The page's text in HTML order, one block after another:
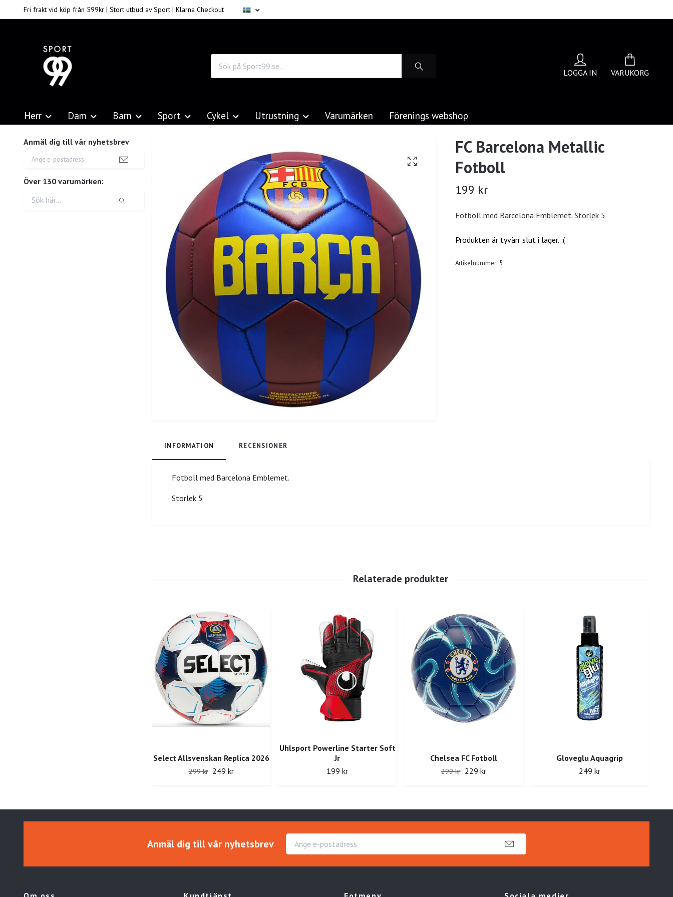
Fri frakt vid köp från 599kr | Stort utbud av Sport | Klarna Checkout
LOGGA IN VARUKORG
Herr Dam Barn Sport Cykel Utrustning Varumärken Förenings webshop
Anmäl dig till vår nyhetsbrev
Över 130 varumärken:
FC Barcelona Metallic
Fotboll
199 kr
Fotboll med Barcelona Emblemet. Storlek 5
Produkten är tyvärr slut i lager. :(
Artikelnummer: 5
INFORMATION RECENSIONER
Fotboll med Barcelona Emblemet.
Storlek 5
Select Allsvenskan Replica 2026
299 kr 249 kr
Uhlsport Powerline Starter Soft
Jr
199 kr
Chelsea FC Fotboll
299 kr 229 kr
Gloveglu Aquagrip
249 kr
Anmäl dig till vår nyhetsbrev